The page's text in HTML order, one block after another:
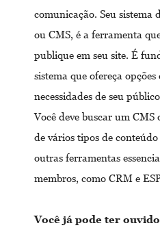
comunicação. Seu sistema
ou CMS, é a ferramenta
publique em seu site. É
sistema que ofereça
necessidades de seu
Você deve buscar um
de vários tipos de
outras ferramentas
membros, como CRM e
Você já pode ter